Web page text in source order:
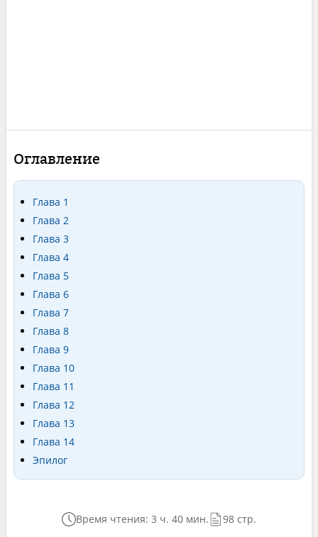
Оглавление
Глава 1
Глава 2
Глава 3
Глава 4
Глава 5
Глава 6
Глава 7
Глава 8
Глава 9
Глава 10
Глава 11
Глава 12
Глава 13
Глава 14
Эпилог
Время чтения: 3 ч. 40 мин. 98 стр.